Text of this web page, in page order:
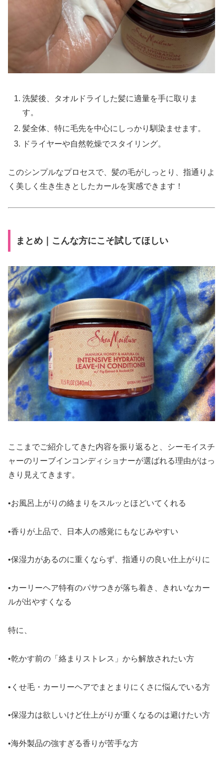
洗髪後、タオルドライした髪に適量を手に取りま
す。
髪全体、特に毛先を中心にしっかり馴染ませます。
ドライヤーや自然乾燥でスタイリング。
このシンプルなプロセスで、髪の毛がしっとり、指通りよ
く美しく生き生きとしたカールを実感できます！
まとめ｜こんな方にこそ試してほしい
ここまでご紹介してきた内容を振り返ると、シーモイスチ
ャーのリーブインコンディショナーが選ばれる理由がはっ
きり見えてきます。
•お風呂上がりの絡まりをスルッとほどいてくれる
•香りが上品で、日本人の感覚にもなじみやすい
•保湿力があるのに重くならず、指通りの良い仕上がりに
•カーリーヘア特有のパサつきが落ち着き、きれいなカー
ルが出やすくなる
特に、
•乾かす前の「絡まりストレス」から解放されたい方
•くせ毛・カーリーヘアでまとまりにくさに悩んでいる方
•保湿力は欲しいけど仕上がりが重くなるのは避けたい方
•海外製品の強すぎる香りが苦手な方